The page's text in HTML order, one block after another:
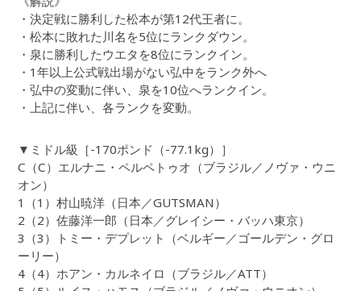
・決定戦に勝利した松本が第12代王者に。
・松本に敗れた川名を5位にランクダウン。
・泉に勝利したウエタを8位にランクイン。
・1年以上公式戦出場がない弘中をランク外へ
・弘中の変動に伴い、泉を10位へランクイン。
・上記に伴い、各ランクを変動。
▼ミドル級［-170ポンド（-77.1kg）］
C（C）エルナニ・ペルペトゥオ（ブラジル／ノヴァ・ウニ
オン）
1（1）村山暁洋（日本／GUTSMAN）
2（2）佐藤洋一郎（日本／グレイシー・バッハ東京）
3（3）トミー・デプレット（ベルギー／ゴールデン・グロ
ーリー）
4（4）ホアン・カルネイロ（ブラジル／ATT）